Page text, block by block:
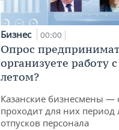
Бизнес 00:00
Опрос
организуете работу
летом?
Казанские бизнесмены —
проходит для них период
отпусков персонала